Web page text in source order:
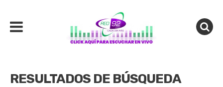
RESULTADOS DE BÚSQUEDA